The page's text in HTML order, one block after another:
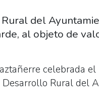
del
al objeto de
celebrada
Rural del